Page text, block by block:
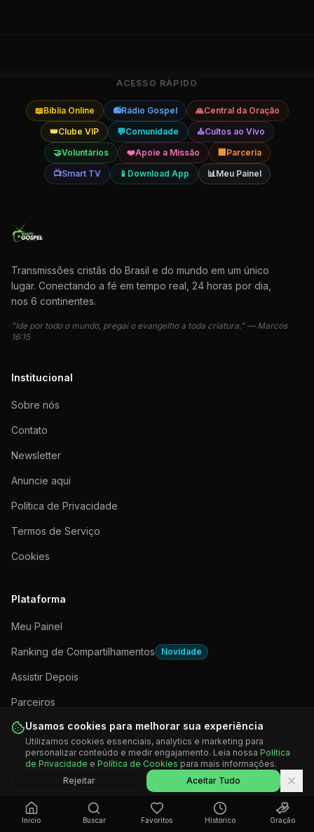
ACESSO RÁPIDO
📖Bíblia Online 📻Rádio Gospel 🙏Central da Oração
👑Clube VIP 💬Comunidade ⛪Cultos ao Vivo
🤝Voluntários ❤️Apoie a Missão 🏢 Parceria
📺Smart TV 📱 Download App 📊Meu Painel
Transmissões cristãs do Brasil e do mundo em um único
lugar. Conectando a fé em tempo real, 24 horas por dia,
nos 6 continentes.
"Ide por todo o mundo, pregai o evangelho a toda criatura." — Marcos
16:15
Institucional
Sobre nós
Contato
Newsletter
Anuncie aqui
Política de Privacidade
Termos de Serviço
Cookies
Plataforma
Meu Painel
Ranking de Compartilhamentos Novidade
Assistir Depois
Parceiros
Apps e Plataformas
WebTV Gospel. Todos os direitos reservados. Anunciando a
Palavra de Deus.
webtvgospel.com
v2025.1
Usamos cookies para melhorar sua experiência
Utilizamos cookies essenciais, analytics e marketing para
personalizar conteúdo e medir engajamento. Leia nossa Política
de Privacidade e Política de Cookies para mais informações.
Rejeitar
Aceitar Tudo
Início Buscar Favoritos Histórico Oração